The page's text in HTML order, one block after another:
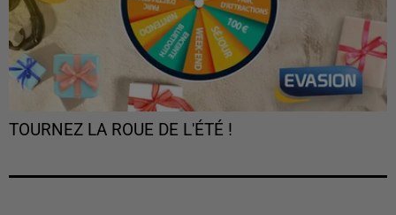
TOURNEZ LA ROUE DE L'ÉTÉ !